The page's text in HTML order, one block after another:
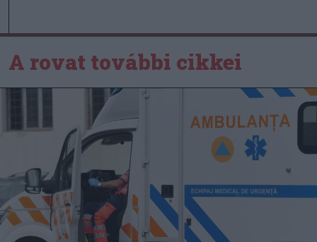
A rovat további cikkei